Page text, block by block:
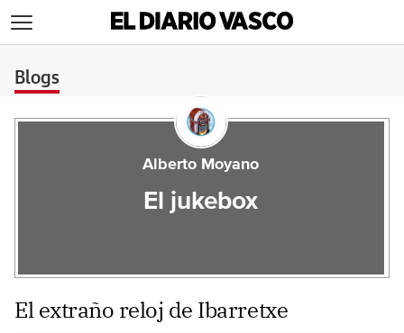
Blogs
Alberto Moyano
El jukebox
El extraño reloj de Ibarretxe